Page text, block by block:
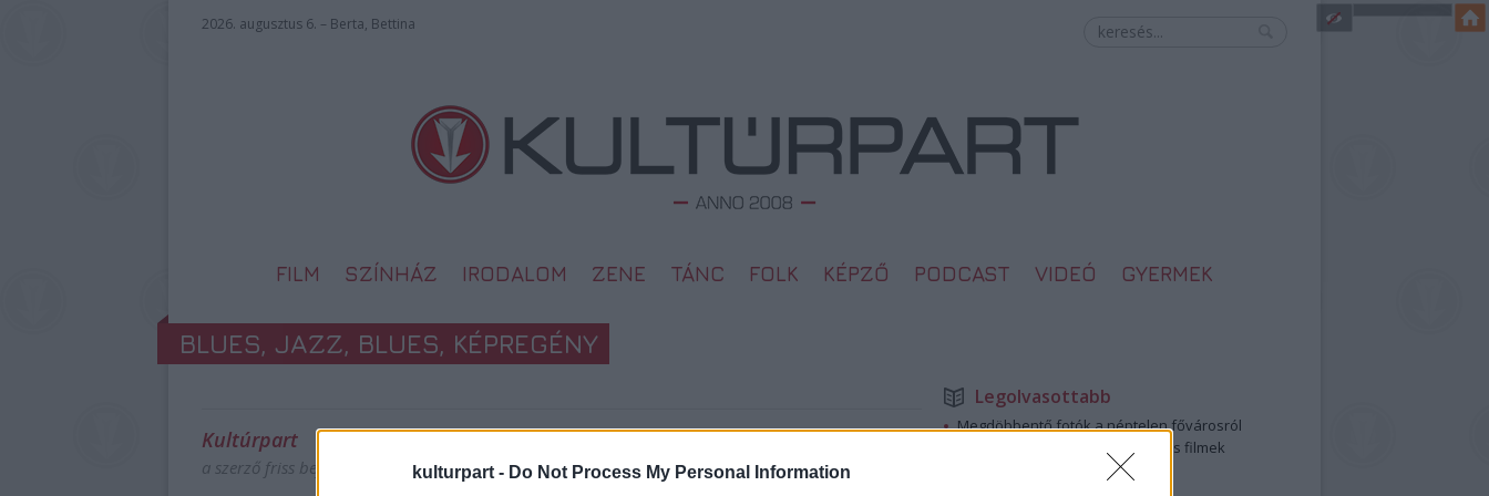
kulturpart - Do Not Process My Personal Information
2026. augusztus 6. – Berta, Bettina
FILM SZÍNHÁZ IRODALOM ZENE TÁNC FOLK KÉPZŐ PODCAST VIDEÓ GYERMEK
BLUES, JAZZ, BLUES, KÉPREGÉNY
Kultúrpart
a szerző friss bejegyzései
Legolvasottabb
Megdöbbentő fotók a néptelen fővárosról
Top 10: ezek a legjobb szerelmes filmek
A 10 legütősebb drogos film